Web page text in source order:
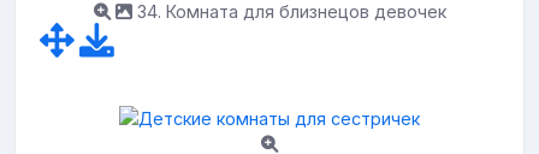
34. Комната для близнецов девочек